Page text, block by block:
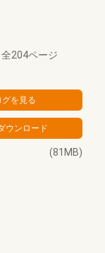
全204ページ
(81MB)